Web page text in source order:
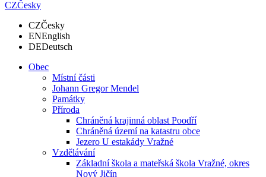
CZČesky
CZČesky
ENEnglish
DEDeutsch
Obec
Místní části
Johann Gregor Mendel
Památky
Příroda
Chráněná krajinná oblast Poodří
Chráněná území na katastru obce
Jezero U estakády Vražné
Vzdělávání
Základní škola a mateřská škola Vražné, okres
Nový Jičín